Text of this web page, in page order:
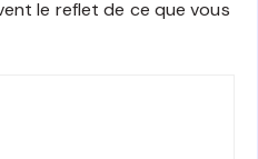
le reflet de ce que vous